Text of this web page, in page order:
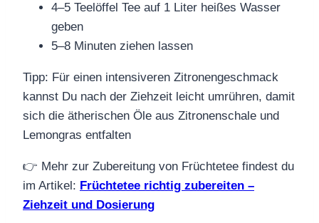
4–5 Teelöffel Tee auf 1 Liter heißes Wasser
geben
5–8 Minuten ziehen lassen
Tipp: Für einen intensiveren Zitronengeschmack
kannst Du nach der Ziehzeit leicht umrühren, damit
sich die ätherischen Öle aus Zitronenschale und
Lemongras entfalten
👉 Mehr zur Zubereitung von Früchtetee findest du
im Artikel: Früchtetee richtig zubereiten –
Ziehzeit und Dosierung